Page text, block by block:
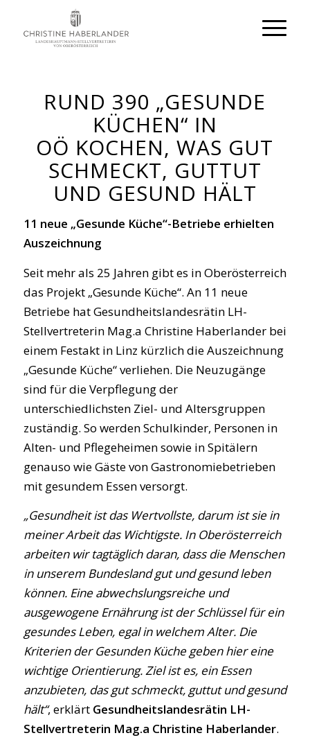
RUND 390 „GESUNDE
KÜCHEN“ IN
OÖ KOCHEN, WAS GUT
SCHMECKT, GUTTUT
UND GESUND HÄLT
11 neue „Gesunde Küche“-Betriebe erhielten
Auszeichnung
Seit mehr als 25 Jahren gibt es in Oberösterreich
das Projekt „Gesunde Küche“. An 11 neue
Betriebe hat Gesundheitslandesrätin LH-
Stellvertreterin Mag.a Christine Haberlander bei
einem Festakt in Linz kürzlich die Auszeichnung
„Gesunde Küche“ verliehen. Die Neuzugänge
sind für die Verpflegung der
unterschiedlichsten Ziel- und Altersgruppen
zuständig. So werden Schulkinder, Personen in
Alten- und Pflegeheimen sowie in Spitälern
genauso wie Gäste von Gastronomiebetrieben
mit gesundem Essen versorgt.
„Gesundheit ist das Wertvollste, darum ist sie in
meiner Arbeit das Wichtigste. In Oberösterreich
arbeiten wir tagtäglich daran, dass die Menschen
in unserem Bundesland gut und gesund leben
können. Eine abwechslungsreiche und
ausgewogene Ernährung ist der Schlüssel für ein
gesundes Leben, egal in welchem Alter. Die
Kriterien der Gesunden Küche geben hier eine
wichtige Orientierung. Ziel ist es, ein Essen
anzubieten, das gut schmeckt, guttut und gesund
hält“, erklärt Gesundheitslandesrätin LH-
Stellvertreterin Mag.a Christine Haberlander.